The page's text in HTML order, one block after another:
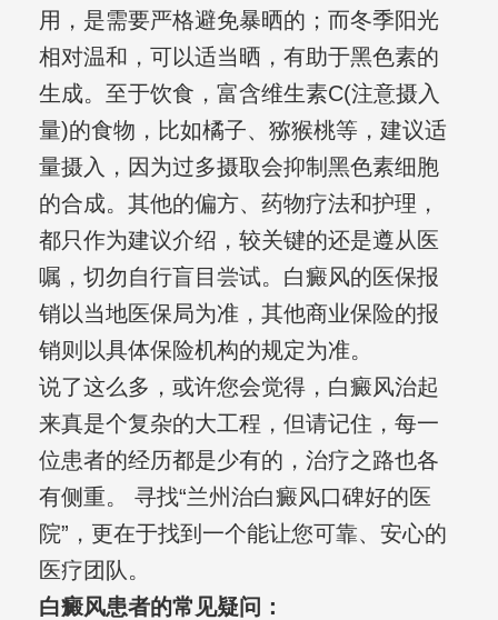
用，是需要严格避免暴晒的；而冬季阳光
相对温和，可以适当晒，有助于黑色素的
生成。至于饮食，富含维生素C(注意摄入
量)的食物，比如橘子、猕猴桃等，建议适
量摄入，因为过多摄取会抑制黑色素细胞
的合成。其他的偏方、药物疗法和护理，
都只作为建议介绍，较关键的还是遵从医
嘱，切勿自行盲目尝试。白癜风的医保报
销以当地医保局为准，其他商业保险的报
销则以具体保险机构的规定为准。
说了这么多，或许您会觉得，白癜风治起
来真是个复杂的大工程，但请记住，每一
位患者的经历都是少有的，治疗之路也各
有侧重。 寻找“兰州治白癜风口碑好的医
院”，更在于找到一个能让您可靠、安心的
医疗团队。
白癜风患者的常见疑问：